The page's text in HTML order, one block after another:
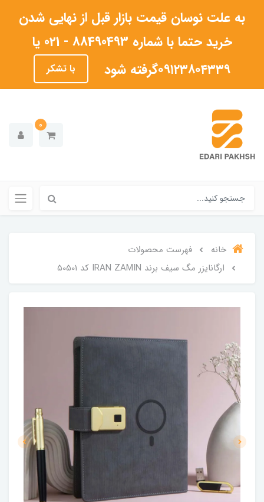
به علت نوسان قیمت بازار قبل از نهایی شدن
خرید حتما با شماره 88490493 - 021 یا
۰۹۱۲۳۸۰۴۳۳۹گرفته شود
با تشکر
0
خانه
فهرست محصولات
ارگانایزر مگ سیف برند IRAN ZAMIN کد 50501